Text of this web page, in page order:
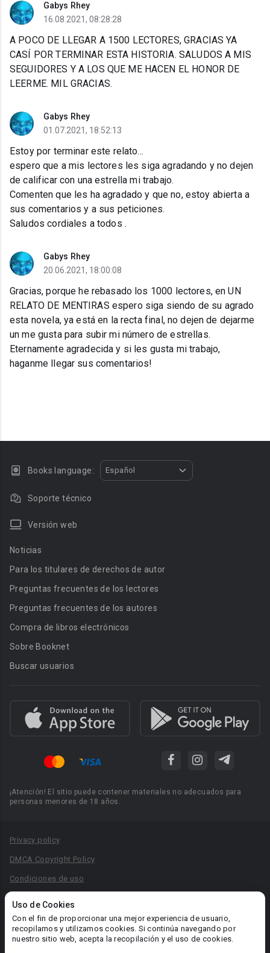
Gabys Rhey
16.08.2021, 08:28:28
A POCO DE LLEGAR A 1500 LECTORES, GRACIAS YA
CASÍ POR TERMINAR ESTA HISTORIA. SALUDOS A MIS
SEGUIDORES Y A LOS QUE ME HACEN EL HONOR DE
LEERME. MIL GRACIAS.
Gabys Rhey
01.07.2021, 18:52:13
Estoy por terminar este relato...
espero que a mis lectores les siga agradando y no dejen
de calificar con una estrella mi trabajo.
Comenten que les ha agradado y que no, estoy abierta a
sus comentarios y a sus peticiones.
Saludos cordiales a todos .
Gabys Rhey
20.06.2021, 18:00:08
Gracias, porque he rebasado los 1000 lectores, en UN
RELATO DE MENTIRAS espero siga siendo de su agrado
esta novela, ya está en la recta final, no dejen de dejarme
un me gusta para subir mi número de estrellas.
Eternamente agradecida y si les gusta mi trabajo,
haganme llegar sus comentarios!
Uso de Cookies
Con el fin de proporcionar una mejor experiencia de usuario,
recopilamos y utilizamos cookies. Si continúa navegando por
nuestro sitio web, acepta la recopilación y el uso de cookies.
Books language: Español
Soporte técnico
Versión web
Noticias
Para los titulares de derechos de autor
Preguntas frecuentes de los lectores
Preguntas frecuentes de los autores
Compra de libros electrónicos
Sobre Booknet
Buscar usuarios
¡Atención! El sitio puede contener materiales no adecuados para
personas menores de 18 años.
Privacy policy
DMCA Copyright Policy
Condiciones de uso
Reglas para la publicación de libros
Área RR.PP.: pr@booknet.com